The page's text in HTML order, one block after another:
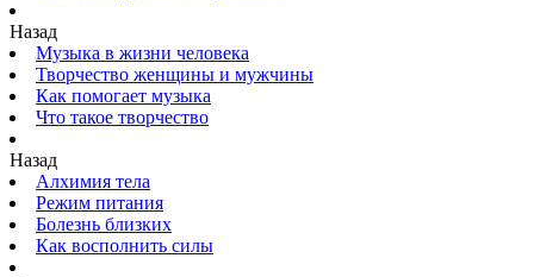
Назад
Музыка в жизни человека
Творчество женщины и мужчины
Как помогает музыка
Что такое творчество
Назад
Алхимия тела
Режим питания
Болезнь близких
Как восполнить силы